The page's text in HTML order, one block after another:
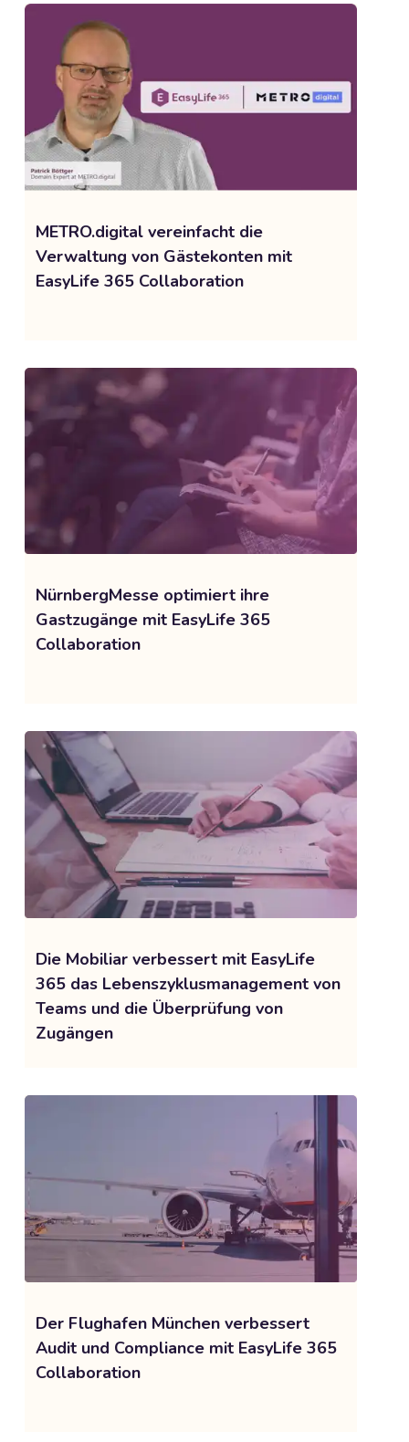
METRO.digital vereinfacht die
Verwaltung von Gästekonten mit
EasyLife 365 Collaboration
NürnbergMesse optimiert ihre
Gastzugänge mit EasyLife 365
Collaboration
Die Mobiliar verbessert mit EasyLife
365 das Lebenszyklusmanagement von
Teams und die Überprüfung von
Zugängen
Der Flughafen München verbessert
Audit und Compliance mit EasyLife 365
Collaboration